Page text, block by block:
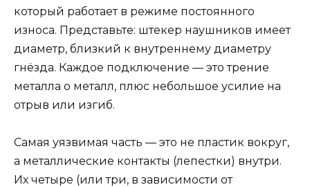
который работает в режиме постоянного
износа. Представьте: штекер наушников имеет
диаметр, близкий к внутреннему диаметру
гнёзда. Каждое подключение — это трение
металла о металл, плюс небольшое усилие на
отрыв или изгиб.
Самая уязвимая часть — это не пластик вокруг,
а металлические контакты (лепестки) внутри.
Их четыре (или три, в зависимости от